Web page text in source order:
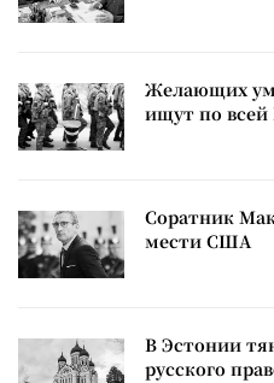
Желающих
ищут по всей
Соратник
мести США
В Эстонии
русского